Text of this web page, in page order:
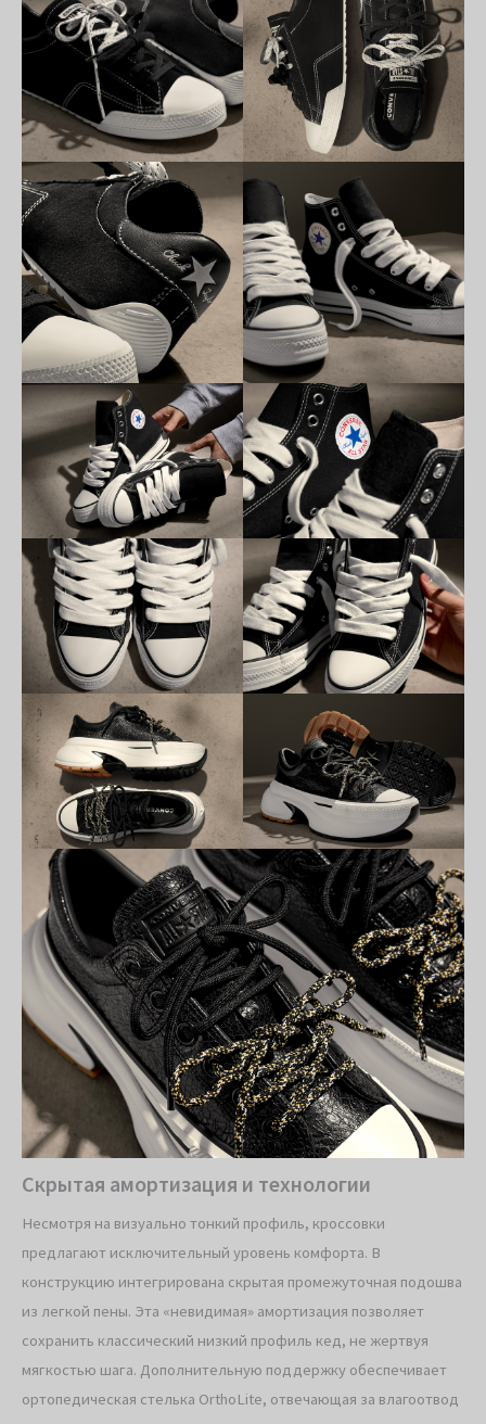
Скрытая амортизация и технологии
Несмотря на визуально тонкий профиль, кроссовки
предлагают исключительный уровень комфорта. В
конструкцию интегрирована скрытая промежуточная подошва
из легкой пены. Эта «невидимая» амортизация позволяет
сохранить классический низкий профиль кед, не жертвуя
мягкостью шага. Дополнительную поддержку обеспечивает
ортопедическая стелька OrthoLite, отвечающая за влагоотвод